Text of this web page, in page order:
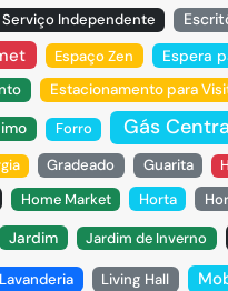
Serviço Independente
Espaço Zen
Espera
Estacionamento para
Forro Gás
Gradeado Guarita
Home Market Horta
Jardim Jardim de Inverno
Lavanderia Living Hall